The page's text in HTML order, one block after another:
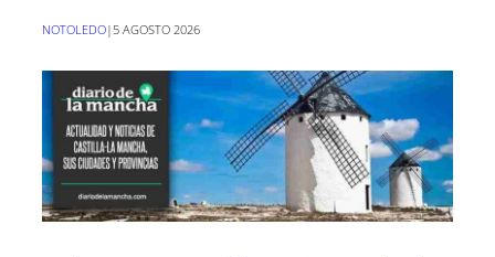
NOTOLEDO|5 AGOSTO 2026